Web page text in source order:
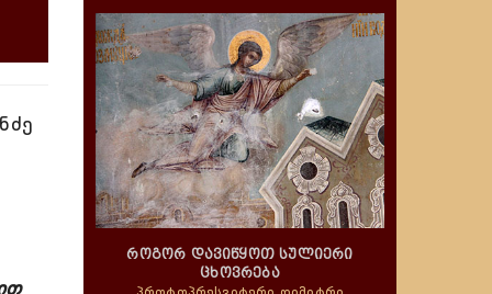
როგორ დავიწყოთ სულიერი
ცხოვრება